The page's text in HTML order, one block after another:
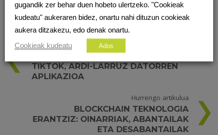
TIKTOK, ARDI-LARRUZ DATORREN
APLIKAZIOA
Hurrengo artikulua
BLOCKCHAIN TEKNOLOGIA
ERANTZIZ: OINARRIAK, ABANTAILAK
ETA DESABANTAILAK
gugandik zer behar duen hobeto ulertzeko. "Cookieak
kudeatu" aukeraren bidez, onartu nahi dituzun cookieak
aukera ditzakezu, edo denak onartu.
Cookieak kudeatu
Ados